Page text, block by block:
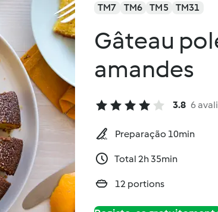
TM7 TM6 TM5 TM31
Gâteau
amandes
3.8 6
Preparação 10min
Total 2h 35min
12 portions